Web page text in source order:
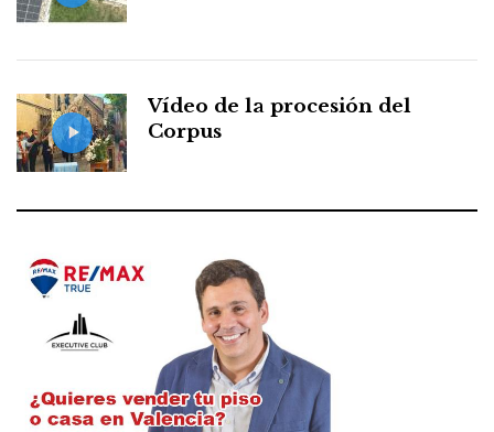
Vídeo de la procesión del
Corpus